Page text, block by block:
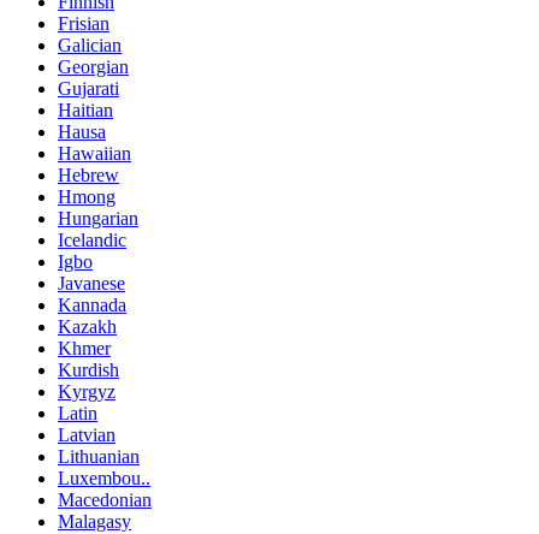
Frisian
Galician
Georgian
Gujarati
Haitian
Hausa
Hawaiian
Hebrew
Hmong
Hungarian
Icelandic
Igbo
Javanese
Kannada
Kazakh
Khmer
Kurdish
Kyrgyz
Latin
Latvian
Lithuanian
Luxembou..
Macedonian
Malagasy